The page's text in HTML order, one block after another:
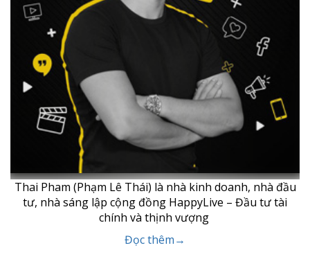
Thai Pham (Phạm Lê Thái) là nhà kinh doanh, nhà đầu
tư, nhà sáng lập cộng đồng HappyLive – Đầu tư tài
chính và thịnh vượng
Đọc thêm→